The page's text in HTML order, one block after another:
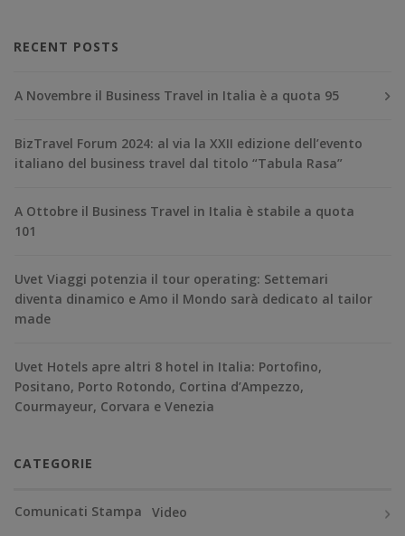
RECENT POSTS
A Novembre il Business Travel in Italia è a quota 95
BizTravel Forum 2024: al via la XXII edizione dell’evento
italiano del business travel dal titolo “Tabula Rasa”
A Ottobre il Business Travel in Italia è stabile a quota
101
Uvet Viaggi potenzia il tour operating: Settemari
diventa dinamico e Amo il Mondo sarà dedicato al tailor
made
Uvet Hotels apre altri 8 hotel in Italia: Portofino,
Positano, Porto Rotondo, Cortina d’Ampezzo,
Courmayeur, Corvara e Venezia
CATEGORIE
Comunicati Stampa Video